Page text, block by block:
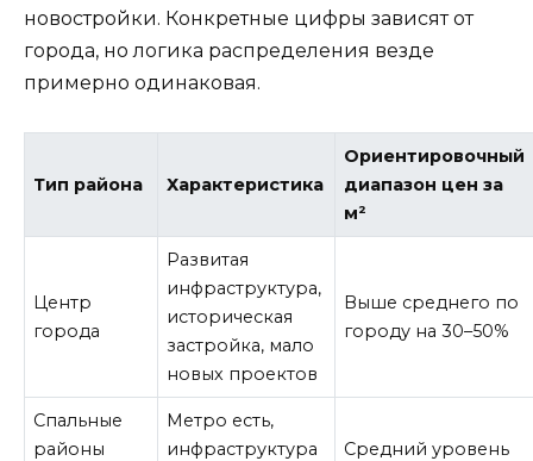
новостройки. Конкретные цифры зависят от
города, но логика распределения везде
примерно одинаковая.
Тип района Характеристика
Ориентировочный
диапазон цен за
м²
Центр
города
Развитая
инфраструктура,
историческая
застройка, мало
новых проектов
Выше среднего по
городу на 30–50%
Спальные
районы
Метро есть,
инфраструктура
Средний уровень